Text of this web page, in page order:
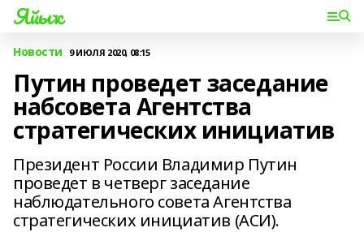
Яйыҡ
Новости 9 ИЮЛЯ 2020, 08:15
Путин проведет заседание
набсовета Агентства
стратегических инициатив
Президент России Владимир Путин
проведет в четверг заседание
наблюдательного совета Агентства
стратегических инициатив (АСИ).